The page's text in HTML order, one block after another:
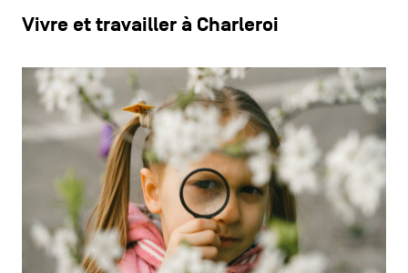
Vivre et travailler à Charleroi